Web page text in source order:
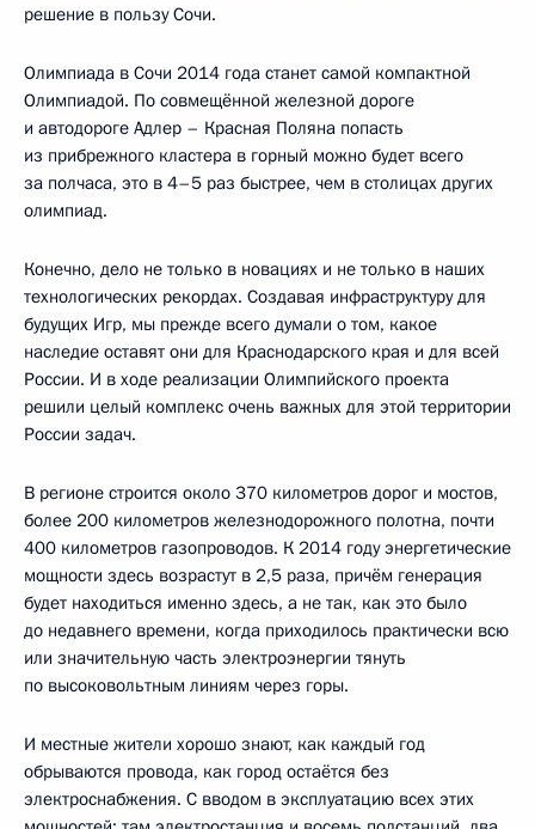
решение в пользу Сочи.
Олимпиада в Сочи 2014 года станет самой компактной
Олимпиадой. По совмещённой железной дороге
и автодороге Адлер – Красная Поляна попасть
из прибрежного кластера в горный можно будет всего
за полчаса, это в 4–5 раз быстрее, чем в столицах других
олимпиад.
Конечно, дело не только в новациях и не только в наших
технологических рекордах. Создавая инфраструктуру для
будущих Игр, мы прежде всего думали о том, какое
наследие оставят они для Краснодарского края и для всей
России. И в ходе реализации Олимпийского проекта
решили целый комплекс очень важных для этой территории
России задач.
В регионе строится около 370 километров дорог и мостов,
более 200 километров железнодорожного полотна, почти
400 километров газопроводов. К 2014 году энергетические
мощности здесь возрастут в 2,5 раза, причём генерация
будет находиться именно здесь, а не так, как это было
до недавнего времени, когда приходилось практически всю
или значительную часть электроэнергии тянуть
по высоковольтным линиям через горы.
И местные жители хорошо знают, как каждый год
обрываются провода, как город остаётся без
электроснабжения. С вводом в эксплуатацию всех этих